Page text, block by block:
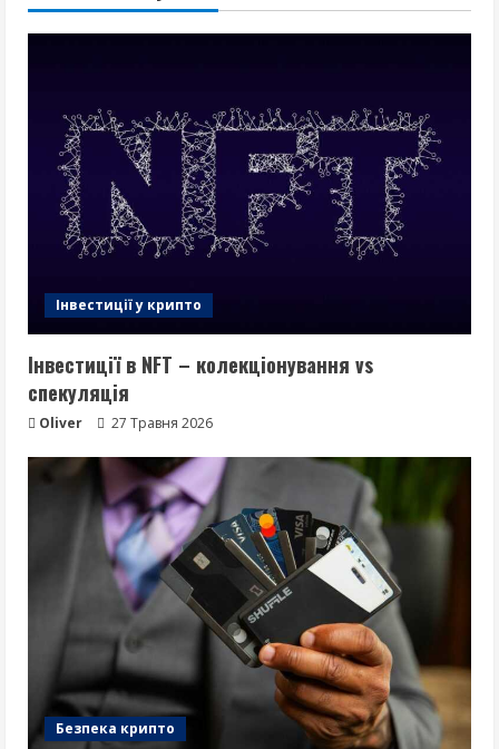
Інвестиції у крипто
Інвестиції в NFT – колекціонування vs
спекуляція
Oliver 27 Травня 2026
Безпека крипто